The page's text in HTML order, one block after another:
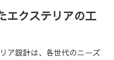
エクステリアの工
ア設計は、各世代のニーズ